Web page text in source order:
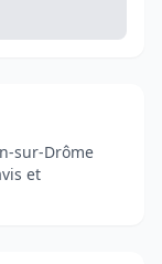
sur-Drôme
et